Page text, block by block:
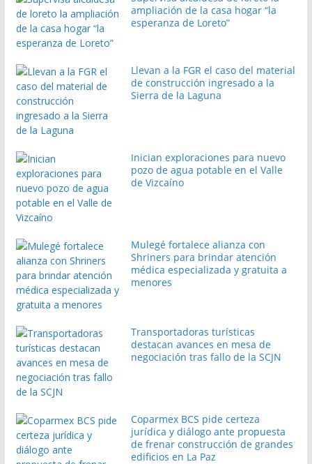
ampliación de la casa hogar “la
esperanza de Loreto”
Llevan a la FGR el caso del material
de construcción ingresado a la
Sierra de la Laguna
Inician exploraciones para nuevo
pozo de agua potable en el Valle
de Vizcaíno
Mulegé fortalece alianza con
Shriners para brindar atención
médica especializada y gratuita a
menores
Transportadoras turísticas
destacan avances en mesa de
negociación tras fallo de la SCJN
Coparmex BCS pide certeza
jurídica y diálogo ante propuesta
de frenar construcción de grandes
edificios en La Paz